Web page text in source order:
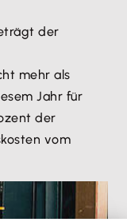
der
mehr als
Jahr für
der
vom